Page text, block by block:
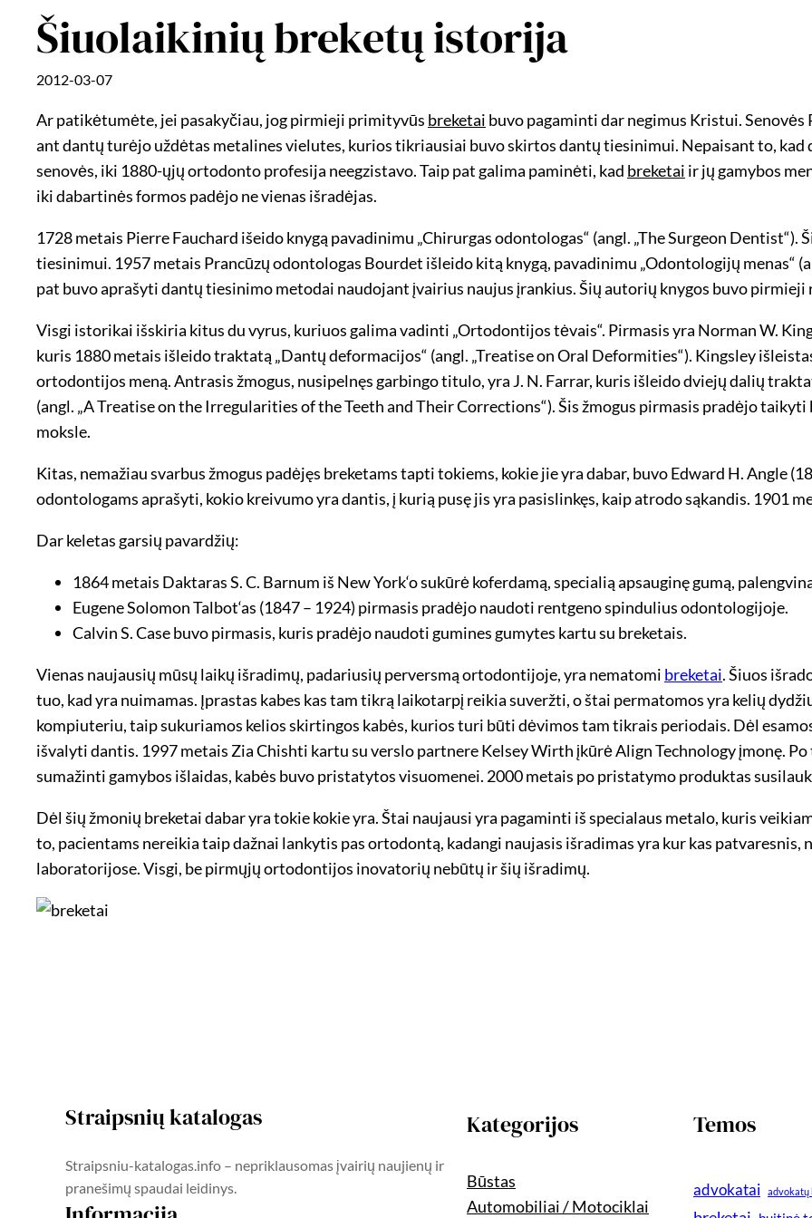
Šiuolaikinių breketų istorija
2012-03-07
Ar patikėtumėte, jei pasakyčiau, jog pirmieji primityvūs breketai buvo pagaminti dar negimus Kristui.
ant dantų turėjo uždėtas metalines vielutes, kurios tikriausiai buvo skirtos dantų tiesinimui. Nepaisant to,
senovės, iki 1880-ųjų ortodonto profesija neegzistavo. Taip pat galima paminėti, kad breketai ir jų gamybos
iki dabartinės formos padėjo ne vienas išradėjas.
1728 metais Pierre Fauchard išeido knygą pavadinimu „Chirurgas odontologas“ (angl. „The Surgeon
tiesinimui. 1957 metais Prancūzų odontologas Bourdet išleido kitą knygą, pavadinimu „Odontologijų menas“
pat buvo aprašyti dantų tiesinimo metodai naudojant įvairius naujus įrankius. Šių autorių knygos buvo
Visgi istorikai išskiria kitus du vyrus, kuriuos galima vadinti „Ortodontijos tėvais“. Pirmasis yra Norman W.
kuris 1880 metais išleido traktatą „Dantų deformacijos“ (angl. „Treatise on Oral Deformities“). Kingsley
ortodontijos meną. Antrasis žmogus, nusipelnęs garbingo titulo, yra J. N. Farrar, kuris išleido dviejų dalių
(angl. „A Treatise on the Irregularities of the Teeth and Their Corrections“). Šis žmogus pirmasis pradėjo
moksle.
Kitas, nemažiau svarbus žmogus padėjęs breketams tapti tokiems, kokie jie yra dabar, buvo Edward H. Angle
odontologams aprašyti, kokio kreivumo yra dantis, į kurią pusę jis yra pasislinkęs, kaip atrodo sąkandis. 1901
Dar keletas garsių pavardžių:
1864 metais Daktaras S. C. Barnum iš New York‘o sukūrė koferdamą, specialią apsauginę gumą,
Eugene Solomon Talbot‘as (1847 – 1924) pirmasis pradėjo naudoti rentgeno spindulius odontologijoje.
Calvin S. Case buvo pirmasis, kuris pradėjo naudoti gumines gumytes kartu su breketais.
Vienas naujausių mūsų laikų išradimų, padariusių perversmą ortodontijoje, yra nematomi breketai. Šiuos
tuo, kad yra nuimamas. Įprastas kabes kas tam tikrą laikotarpį reikia suveržti, o štai permatomos yra kelių
kompiuteriu, taip sukuriamos kelios skirtingos kabės, kurios turi būti dėvimos tam tikrais periodais. Dėl
išvalyti dantis. 1997 metais Zia Chishti kartu su verslo partnere Kelsey Wirth įkūrė Align Technology įmonę.
sumažinti gamybos išlaidas, kabės buvo pristatytos visuomenei. 2000 metais po pristatymo produktas
Dėl šių žmonių breketai dabar yra tokie kokie yra. Štai naujausi yra pagaminti iš specialaus metalo, kuris
to, pacientams nereikia taip dažnai lankytis pas ortodontą, kadangi naujasis išradimas yra kur kas patvaresnis,
laboratorijose. Visgi, be pirmųjų ortodontijos inovatorių nebūtų ir šių išradimų.
Straipsnių katalogas
Straipsniu-katalogas.info – nepriklausomas įvairių naujienų ir
pranešimų spaudai leidinys.
Kategorijos
Būstas
Automobiliai / Motociklai
Temos
advokatai advokatų